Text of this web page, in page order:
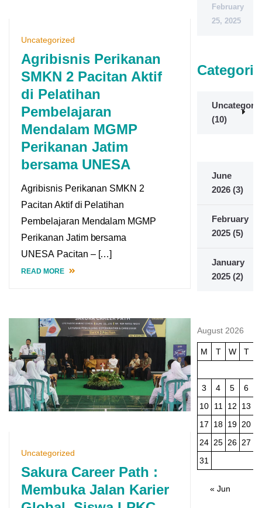
Uncategorized
Agribisnis Perikanan
SMKN 2 Pacitan Aktif
di Pelatihan
Pembelajaran
Mendalam MGMP
Perikanan Jatim
bersama UNESA
Agribisnis Perikanan SMKN 2
Pacitan Aktif di Pelatihan
Pembelajaran Mendalam MGMP
Perikanan Jatim bersama
UNESA Pacitan – […]
READ MORE
Uncategorized
Sakura Career Path :
Membuka Jalan Karier
February
25, 2025
(10)
June
2026(3)
February
2025(5)
January
2025(2)
August 2026
M T W T
3 4 5 6
10
11 12 13
17
18 19 20
24 25 26 27
31
« Jun